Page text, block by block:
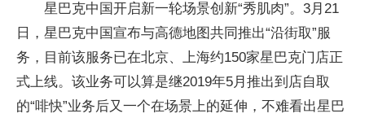
星巴克中国开启新一轮场景创新“秀肌肉”。3月21
日，星巴克中国宣布与高德地图共同推出“沿街取”服
务，目前该服务已在北京、上海约150家星巴克门店正
式上线。该业务可以算是继2019年5月推出到店自取
的“啡快”业务后又一个在场景上的延伸，不难看出星巴